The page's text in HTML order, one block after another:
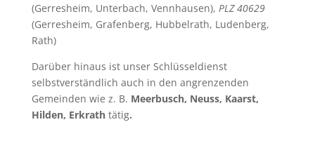
(Gerresheim, Unterbach, Vennhausen), PLZ 40629
(Gerresheim, Grafenberg, Hubbelrath, Ludenberg,
Rath)
Darüber hinaus ist unser Schlüsseldienst
selbstverständlich auch in den angrenzenden
Gemeinden wie z. B. Meerbusch, Neuss, Kaarst,
Hilden, Erkrath tätig.